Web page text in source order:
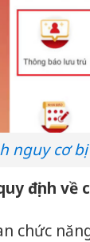
nguy cơ
định về
chức